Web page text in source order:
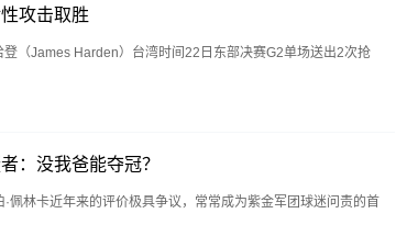
攻击取胜
James Harden）台湾时间22日东部决赛G2单场送出2次抢
：没我爸能夺冠？
佩林卡近年来的评价极具争议，常常成为紫金军团球迷问责的首